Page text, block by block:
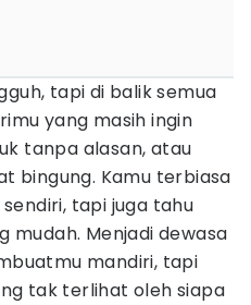
tapi di balik semua
yang masih ingin
tanpa alasan, atau
bingung. Kamu terbiasa
tapi juga tahu
mudah. Menjadi dewasa
mandiri, tapi
tak terlihat oleh siapa